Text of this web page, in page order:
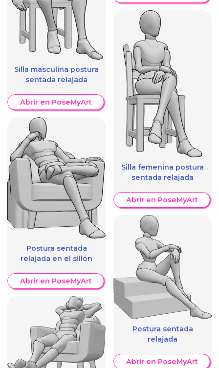
Silla masculina postura
sentada relajada
Abrir en PoseMyArt
Postura sentada
relajada en el sillón
Abrir en PoseMyArt
Silla femenina postura
sentada relajada
Abrir en PoseMyArt
Postura sentada
relajada
Abrir en PoseMyArt